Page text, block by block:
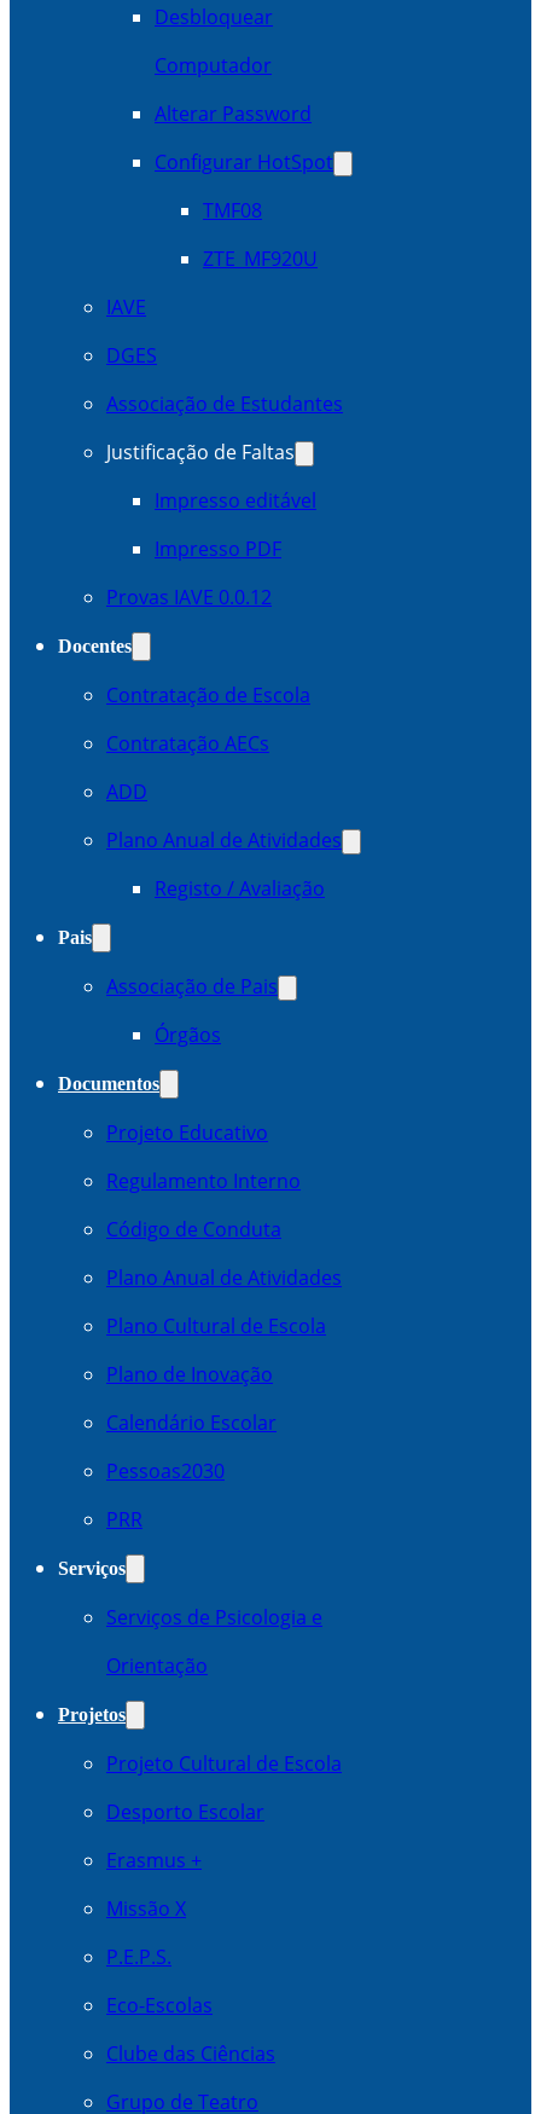
Desbloquear
Computador
Alterar Password
Configurar HotSpot
TMF08
ZTE_MF920U
IAVE
DGES
Associação de Estudantes
Justificação de Faltas
Impresso editável
Impresso PDF
Provas IAVE 0.0.12
Docentes
Contratação de Escola
Contratação AECs
ADD
Plano Anual de Atividades
Registo / Avaliação
Pais
Associação de Pais
Órgãos
Documentos
Projeto Educativo
Regulamento Interno
Código de Conduta
Plano Anual de Atividades
Plano Cultural de Escola
Plano de Inovação
Calendário Escolar
Pessoas2030
PRR
Serviços
Serviços de Psicologia e
Orientação
Projetos
Projeto Cultural de Escola
Desporto Escolar
Erasmus +
Missão X
P.E.P.S.
Eco-Escolas
Clube das Ciências
Grupo de Teatro